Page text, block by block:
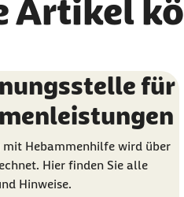
Artikel
für
mit Hebammenhilfe wird über
Hier finden Sie alle
Hinweise.